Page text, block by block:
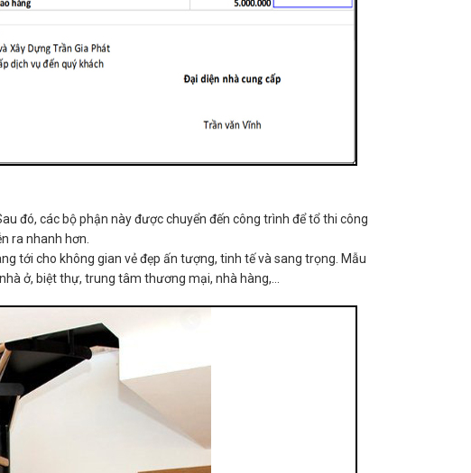
đó, các bộ phận này được chuyển đến công trình để tổ thi công
ra nhanh hơn.
tới cho không gian vẻ đẹp ấn tượng, tinh tế và sang trọng. Mẫu
ở, biệt thự, trung tâm thương mại, nhà hàng,…